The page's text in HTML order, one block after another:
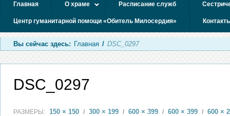
Главная О храме Расписание служб
Центр гуманитарной помощи «Обитель Милосердия»
Вы сейчас здесь: Главная / DSC_0297
DSC_0297
РАЗМЕРЫ: 150 × 150 / 300 × 199 / 600 × 399 / 600 × 399 / 600 ×